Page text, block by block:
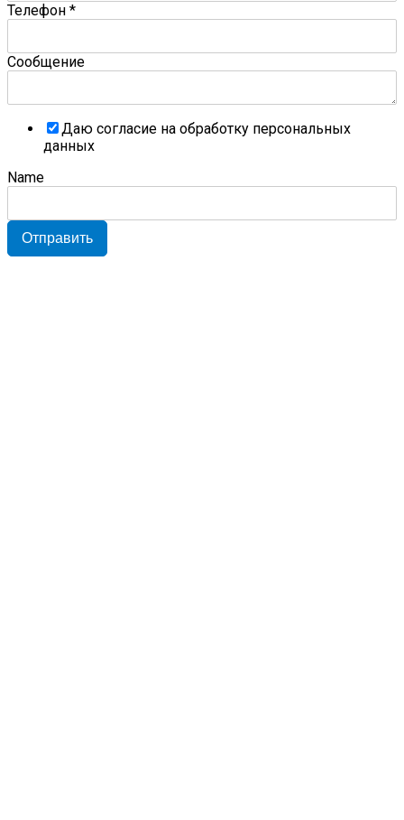
Телефон *
Сообщение
Даю согласие на обработку персональных
данных
Name
Отправить